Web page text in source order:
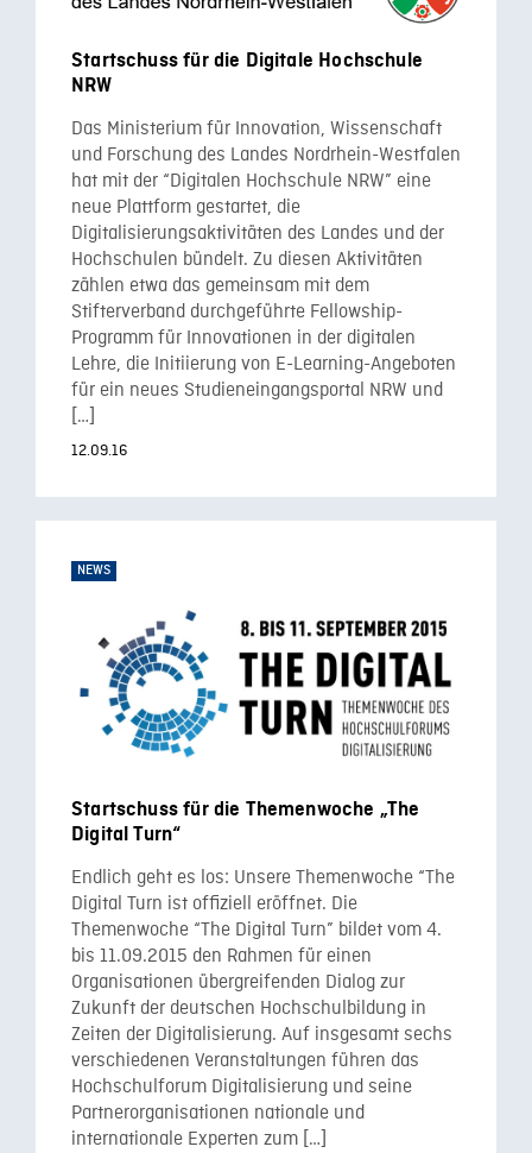
Startschuss für die Digitale Hochschule
NRW
Das Ministerium für Innovation, Wissenschaft
und Forschung des Landes Nordrhein-Westfalen
hat mit der “Digitalen Hochschule NRW” eine
neue Plattform gestartet, die
Digitalisierungsaktivitäten des Landes und der
Hochschulen bündelt. Zu diesen Aktivitäten
zählen etwa das gemeinsam mit dem
Stifterverband durchgeführte Fellowship-
Programm für Innovationen in der digitalen
Lehre, die Initiierung von E-Learning-Angeboten
für ein neues Studieneingangsportal NRW und
[…]
12.09.16
NEWS
Startschuss für die Themenwoche „The
Digital Turn“
Endlich geht es los: Unsere Themenwoche “The
Digital Turn ist offiziell eröffnet. Die
Themenwoche “The Digital Turn” bildet vom 4.
bis 11.09.2015 den Rahmen für einen
Organisationen übergreifenden Dialog zur
Zukunft der deutschen Hochschulbildung in
Zeiten der Digitalisierung. Auf insgesamt sechs
verschiedenen Veranstaltungen führen das
Hochschulforum Digitalisierung und seine
Partnerorganisationen nationale und
internationale Experten zum […]